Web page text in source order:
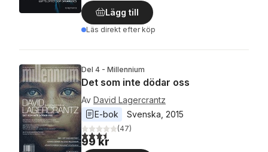
Lägg till
Läs direkt efter köp
Del 4 - Millennium
Det som inte dödar oss
Av David Lagercrantz
E-bok
Svenska 2015
3,5utav 5 stjärnor. Totalt antal röster:
(47)
99 kr